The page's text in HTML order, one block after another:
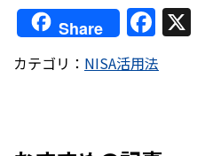
Share F
a
c
カテゴリ： NISA活用法